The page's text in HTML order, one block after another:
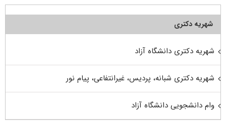
شهریه دکتری
شهریه دکتری دانشگاه آزاد
شهریه دکتری شبانه، پردیس، غیرانتفاعی، پیام نور
وام دانشجویی دانشگاه آزاد